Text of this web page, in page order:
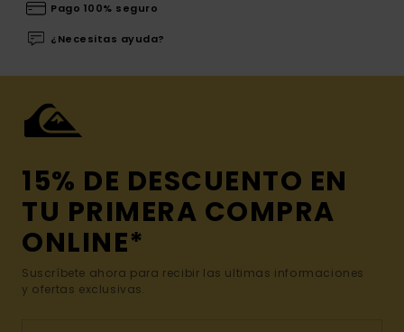
Pago 100% seguro
¿Necesitas ayuda?
15% DE DESCUENTO EN
TU PRIMERA COMPRA
ONLINE*
Suscríbete ahora para recibir las ultimas informaciones
y ofertas exclusivas.